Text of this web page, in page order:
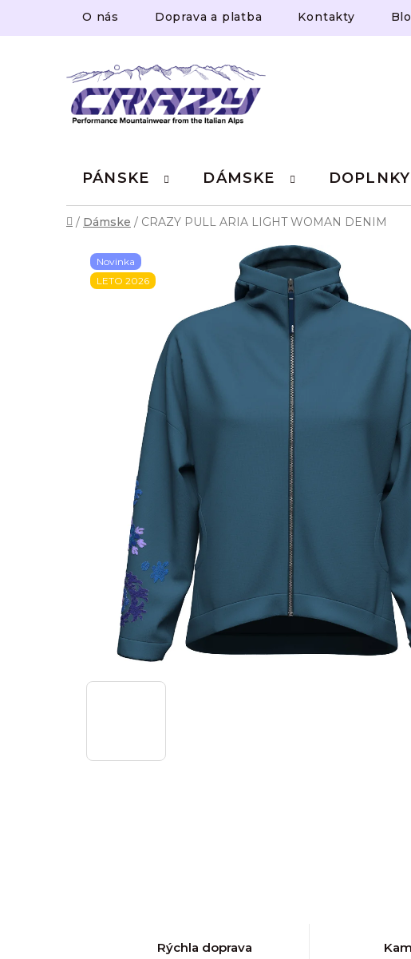
obsah
O nás Doprava a platba Kontakty
PÁNSKE DÁMSKE
Domov
/ Dámske / CRAZY PULL ARIA LIGHT WOMAN DENIM
Novinka
LETO 2026
Rýchla doprava